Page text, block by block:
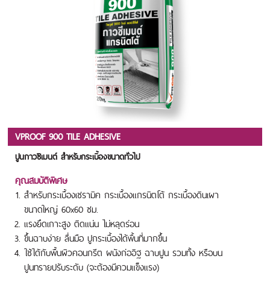
VPROOF 900 TILE ADHESIVE
ปูนกาวซีเมนต์ สำหรับกระเบื้องขนาดทั่วไป
คุณสมบัติพิเศษ
สำหรับกระเบื้องเซรามิค กระเบื้องแกรนิตโต้ กระเบื้องดินเผา
ขนาดใหญ่ 60x60 ซม.
แรงยึดเกาะสูง ติดแน่น ไม่หลุดร่อน
ขึ้นฉาบง่าย ลื่นมือ ปูกระเบื้องได้พื้นที่มากขึ้น
ใช้ได้กับพื้นผิวคอนกรีต ผนังก่ออิฐ ฉาบปูน รวมทั้ง หรือบน
ปูนทรายปรับระดับ (จะต้องมีควมแข็งแรง)